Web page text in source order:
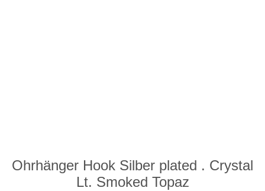
Ohrhänger Hook Silber plated . Crystal
Lt. Smoked Topaz